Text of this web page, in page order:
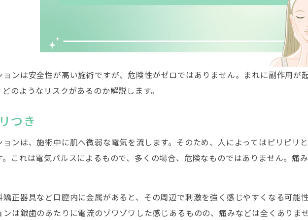
ョンは安全性が高い施術ですが、危険性がゼロではありません。まれに副作用が
のようなリスクがあるのか解説します。
つき
ョンは、施術中に肌へ微弱な電気を流します。そのため、人によってはピリピリ
。これは電気パルスによるもので、多くの場合、危険なものではありません。痛
矯正器具など口腔内に金属があると、その周辺で刺激を強く感じやすくなる可能
ンは銀歯のあたりに電流のゾワゾワした感じあるものの、痛みなどは全くありま